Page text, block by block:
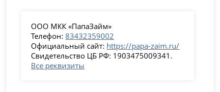
ООО МКК «ПапаЗайм»
Телефон:83432359002
Официальный сайт: https://papa-zaim.ru/
Свидетельство ЦБ РФ: 1903475009341.
Все реквизиты